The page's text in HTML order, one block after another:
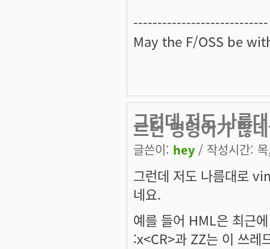
----------------------------
May the F/OSS be
그런데 저도 나름
르던 명령어가 많네
글쓴이: hey / 작성시간:
그런데 저도 나름대로
네요.
예를 들어 HML은 최근
:x<CR>과 ZZ는 이 쓰레